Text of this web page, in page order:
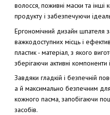
волосся, поживні маски та інші
продукту і забезпечуючи
Ергономічний дизайн шпателя
важкодоступних місць і
пластик - матеріал, з якого
зберігаючи активні компоненти
Завдяки гладкій і безпечній
а й максимально безпечним
кожного пасма, запобігаючи
засобів.